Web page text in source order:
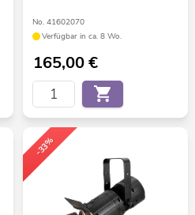
No. 41602070
Verfügbar in ca. 8 Wo.
165,00€
-33%